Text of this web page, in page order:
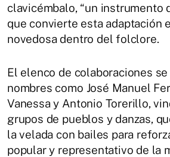
clavicémbalo, “un instrumento
que convierte esta adaptación
novedosa dentro del folclore.
El elenco de colaboraciones
nombres como José Manuel
Vanessa y Antonio Torerillo,
grupos de pueblos y danzas,
la velada con bailes para
popular y representativo de la